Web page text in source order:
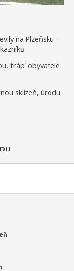
na Plzeňsku –
trápí obyvatele
sklizeň, úrodu